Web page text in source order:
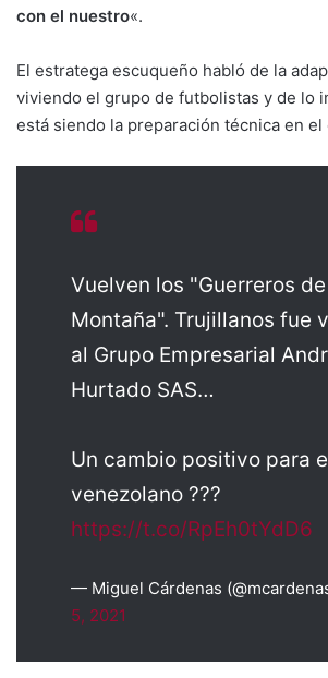
con el nuestro«.
El estratega escuqueño habló de la
viviendo el grupo de futbolistas y de lo
está siendo la preparación técnica en el
Vuelven los "Guerreros
Montaña". Trujillanos fue
al Grupo Empresarial
Hurtado SAS…
Un cambio positivo para
venezolano ???
https://t.co/RpEh0tYdD6
— Miguel Cárdenas
5, 2021